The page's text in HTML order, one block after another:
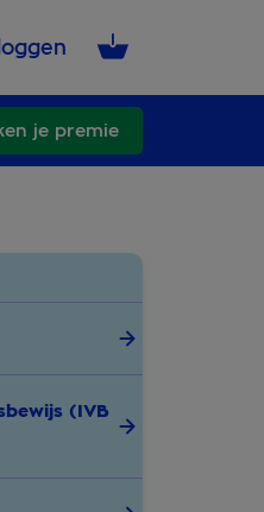
je premie
(IVB